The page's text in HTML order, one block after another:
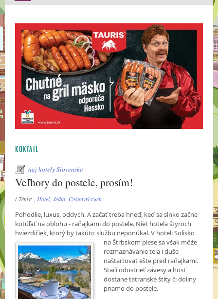
KOKTAIL
naj hotely Slovenska
Veľhory do postele, prosím!
/ Témy: ,Hotel,Jedlo, Cestovný ruch
Pohodlie, luxus, oddych. A začať treba hneď, keď sa slnko začne
kotúľať na oblohu - raňajkami do postele. Niet hotela štyroch
hviezdičiek, ktorý by takúto službu neponúkal. V hoteli Solisko
naŠtrbskom plese sa však môže
rozmaznávanie tela i duše
naštartovať ešte pred raňajkami.
Stačí odostrieť závesy a hosť
dostane tatranské štíty či doliny
priamo do postele.